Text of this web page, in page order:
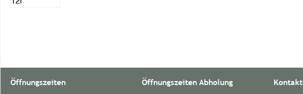
Öffnungszeiten Öffnungszeiten Abholung Kontakt